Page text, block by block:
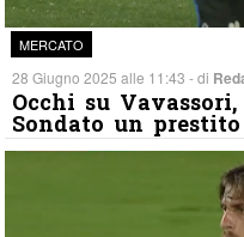
MERCATO
28 Giugno 2025 alle 11:43 - di
Occhi su
Sondato un prestito